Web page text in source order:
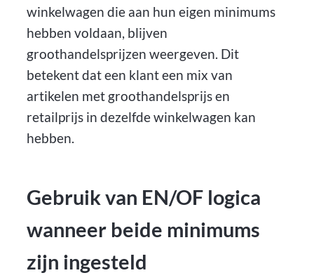
winkelwagen die aan hun eigen minimums
hebben voldaan, blijven
groothandelsprijzen weergeven. Dit
betekent dat een klant een mix van
artikelen met groothandelsprijs en
retailprijs in dezelfde winkelwagen kan
hebben.
Gebruik van EN/OF logica
wanneer beide minimums
zijn ingesteld